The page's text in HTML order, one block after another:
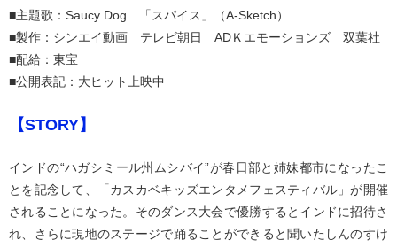
■主題歌：Saucy Dog 「スパイス」（A-Sketch）
■製作：シンエイ動画 テレビ朝日 ADＫエモーションズ 双葉社
■配給：東宝
■公開表記：大ヒット上映中
【STORY】
インドの“ハガシミール州ムシバイ”が春日部と姉妹都市になったこ
とを記念して、「カスカベキッズエンタメフェスティバル」が開催
されることになった。そのダンス大会で優勝するとインドに招待さ
れ、さらに現地のステージで踊ることができると聞いたしんのすけ